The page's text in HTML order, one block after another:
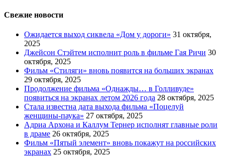
Свежие новости
Ожидается выход сиквела «Дом у дороги» 31 октября,
2025
Джейсон Стэйтем исполнит роль в фильме Гая Ричи 30
октября, 2025
Фильм «Стиляги» вновь появится на больших экранах
29 октября, 2025
Продолжение фильма «Однажды… в Голливуде»
появиться на экранах летом 2026 года 28 октября, 2025
Стала известна дата выхода фильма «Поцелуй
женщины-паука» 27 октября, 2025
Адриа Архона и Каллум Тернер исполнят главные роли
в драме 26 октября, 2025
Фильм «Пятый элемент» вновь покажут на российских
экранах 25 октября, 2025